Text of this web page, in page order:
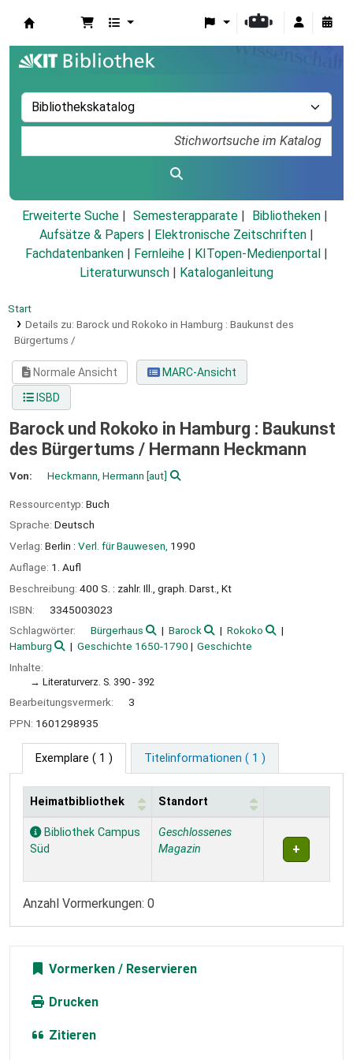
Erweiterte Suche Semesterapparate
Bibliotheken
Aufsätze & Papers
Elektronische Zeitschriften
Fachdatenbanken
Fernleihe KITopen-Medienportal
Literaturwunsch
Kataloganleitung
Start
Details zu: Barock und Rokoko in Hamburg : Baukunst des
Bürgertums /
Normale Ansicht
MARC-Ansicht
ISBD
Barock und Rokoko in Hamburg : Baukunst
des Bürgertums / Hermann Heckmann
Von: Heckmann, Hermann [aut]
Ressourcentyp: Buch
Sprache: Deutsch
Verlag: Berlin : Verl. für Bauwesen, 1990
Auflage: 1. Aufl
Beschreibung: 400 S. : zahlr. Ill., graph. Darst., Kt
ISBN:
3345003023
Schlagwörter:
Bürgerhaus Barock
Rokoko
Hamburg
Geschichte 1650-1790
Geschichte
Inhalte:
Literaturverz. S. 390 - 392
Bearbeitungsvermerk:
3
PPN: 1601298935
Exemplare ( 1 ) Titelinformationen ( 1 )
Exemplare
Heimatbibliothek Standort
Bibliothek Campus
Süd
Geschlossenes
Magazin
Anzahl Vormerkungen: 0
Vormerken
Drucken
Zitieren